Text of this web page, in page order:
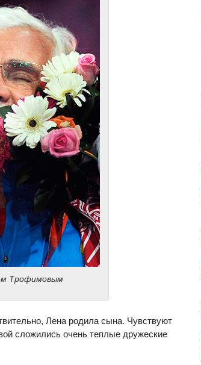
Трофимовым
Лена родила сына. Чувствуют
сложились очень теплые дружеские